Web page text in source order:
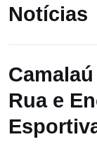
Notícias
Rua e